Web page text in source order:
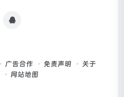
广告合作 免责声明
关于
网站地图